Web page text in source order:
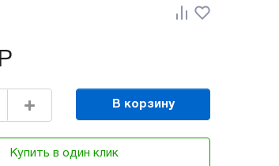
Р
В корзину
Купить в один клик